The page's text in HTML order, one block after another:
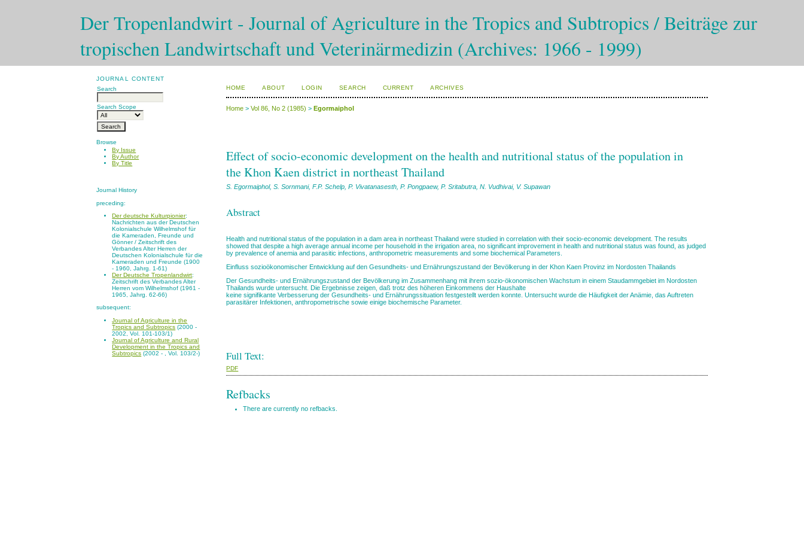
Der Tropenlandwirt - Journal of Agriculture in the Tropics and Subtropics / Beiträge zur
tropischen Landwirtschaft und Veterinärmedizin (Archives: 1966 - 1999)
JOURNAL CONTENT
Search
Search Scope
Browse
By Issue
By Author
By Title
Journal History
preceding:
Der deutsche Kulturpionier:
Nachrichten aus der Deutschen
Kolonialschule Wilhelmshof für
die Kameraden, Freunde und
Gönner / Zeitschrift des
Verbandes Alter Herren der
Deutschen Kolonialschule für die
Kameraden und Freunde (1900
- 1960, Jahrg. 1-61)
Der Deutsche Tropenlandwirt:
Zeitschrift des Verbandes Alter
Herren vom Wilhelmshof (1961 -
1965, Jahrg. 62-66)
subsequent:
Journal of Agriculture in the
Tropics and Subtropics (2000 -
2002, Vol. 101-103/1)
Journal of Agriculture and Rural
Development in the Tropics and
Subtropics (2002 - , Vol. 103/2-)
HOME ABOUT LOGIN SEARCH CURRENT ARCHIVES
Home >Vol 86, No 2 (1985) >Egormaiphol
Effect of socio-economic development on the health and nutritional status of the population in
the Khon Kaen district in northeast Thailand
S. Egormaiphol, S. Sornmani, F.P. Schelp, P. Vivatanasesth, P. Pongpaew, P. Sritabutra, N. Vudhivai, V. Supawan
Abstract
Health and nutritional status of the population in a dam area in northeast Thailand were studied in correlation with their socio-economic development. The results
showed that despite a high average annual income per household in the irrigation area, no significant improvement in health and nutritional status was found, as judged
by prevalence of anemia and parasitic infections, anthropometric measurements and some biochemical Parameters.
Einfluss sozioökonomischer Entwicklung auf den Gesundheits- und Ernährungszustand der Bevölkerung in der Khon Kaen Provinz im Nordosten Thailands
Der Gesundheits- und Ernährungszustand der Bevölkerung im Zusammenhang mit ihrem sozio-ökonomischen Wachstum in einem Staudammgebiet im Nordosten
Thailands wurde untersucht. Die Ergebnisse zeigen, daß trotz des höheren Einkommens der Haushalte
keine signifikante Verbesserung der Gesundheits- und Ernährungssituation festgestellt werden konnte. Untersucht wurde die Häufigkeit der Anämie, das Auftreten
parasitärer Infektionen, anthropometrische sowie einige biochemische Parameter.
Full Text:
PDF
Refbacks
There are currently no refbacks.